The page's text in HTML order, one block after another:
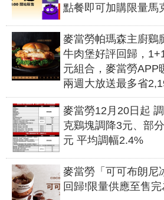
點餐即可加購限量馬
麥當勞帕瑪森主廚鷄
牛肉堡好評回歸，
元組合，麥當勞APP
兩週大放送最多省
麥當勞12月20日起
克鷄塊調降3元、部
元 平均調幅2.4%
麥當勞「可可布朗尼
回歸!限量供應至售完